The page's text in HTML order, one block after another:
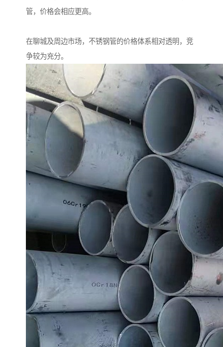
管，价格会相应更高。
在聊城及周边市场，不锈钢管的价格体系相对透明，竞
争较为充分。